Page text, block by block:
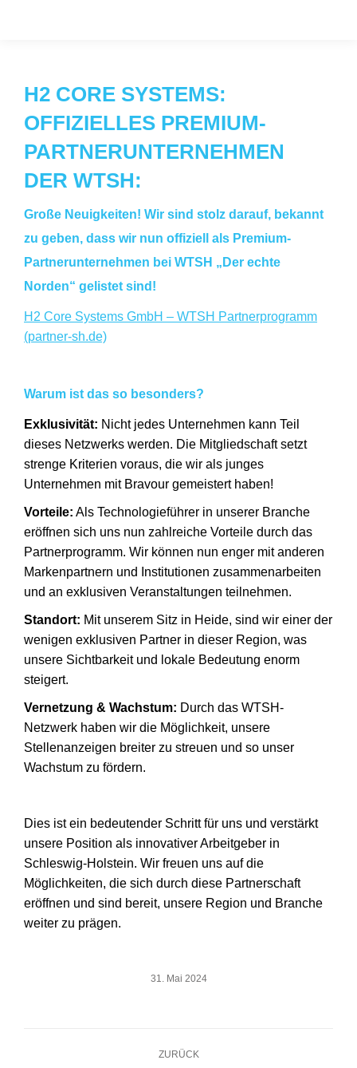
H2 CORE SYSTEMS:
OFFIZIELLES PREMIUM-
PARTNERUNTERNEHMEN
DER WTSH:
Große Neuigkeiten! Wir sind stolz darauf, bekannt
zu geben, dass wir nun offiziell als Premium-
Partnerunternehmen bei WTSH „Der echte
Norden“ gelistet sind!
H2 Core Systems GmbH – WTSH Partnerprogramm
(partner-sh.de)
Warum ist das so besonders?
Exklusivität: Nicht jedes Unternehmen kann Teil
dieses Netzwerks werden. Die Mitgliedschaft setzt
strenge Kriterien voraus, die wir als junges
Unternehmen mit Bravour gemeistert haben!
Vorteile: Als Technologieführer in unserer Branche
eröffnen sich uns nun zahlreiche Vorteile durch das
Partnerprogramm. Wir können nun enger mit anderen
Markenpartnern und Institutionen zusammenarbeiten
und an exklusiven Veranstaltungen teilnehmen.
Standort: Mit unserem Sitz in Heide, sind wir einer der
wenigen exklusiven Partner in dieser Region, was
unsere Sichtbarkeit und lokale Bedeutung enorm
steigert.
Vernetzung & Wachstum: Durch das WTSH-
Netzwerk haben wir die Möglichkeit, unsere
Stellenanzeigen breiter zu streuen und so unser
Wachstum zu fördern.
Dies ist ein bedeutender Schritt für uns und verstärkt
unsere Position als innovativer Arbeitgeber in
Schleswig-Holstein. Wir freuen uns auf die
Möglichkeiten, die sich durch diese Partnerschaft
eröffnen und sind bereit, unsere Region und Branche
weiter zu prägen.
31. Mai 2024
ZURÜCK